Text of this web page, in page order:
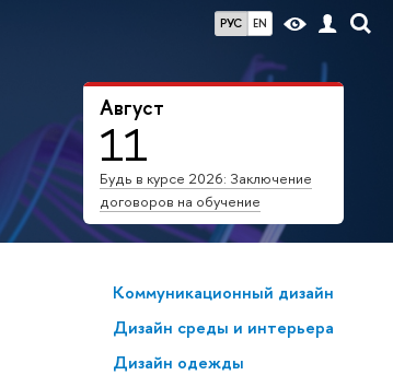
РУС EN
Август
11
Будь в курсе 2026: Заключение
договоров на обучение
Коммуникационный дизайн
Дизайн среды и интерьера
Дизайн одежды